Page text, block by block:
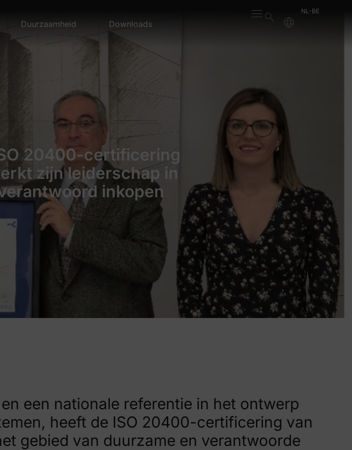
Duurzaamheid Downloads
NL-BE
20400-certificering
zijn leiderschap in
inkopen
een nationale referentie in het ontwerp
heeft de ISO 20400-certificering van
gebied van duurzame en verantwoorde